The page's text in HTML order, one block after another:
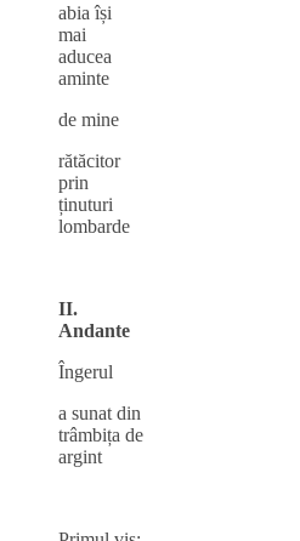
abia își
mai
aducea
aminte
de mine
rătăcitor
prin
ținuturi
lombarde
II.
Andante
Îngerul
a sunat din
trâmbița de
argint